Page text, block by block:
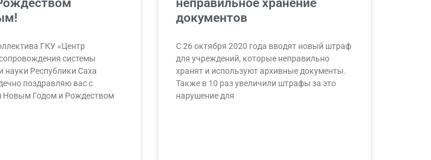
ГКУ «Центр
системы
науки Республики Саха
поздравляю вас с
Новым Годом и Рождеством
неправильное хранение
документов
С 26 октября 2020 года вводят новый штраф
для учреждений, которые неправильно
хранят и используют архивные документы.
Также в 10 раз увеличили штрафы за это
нарушение для